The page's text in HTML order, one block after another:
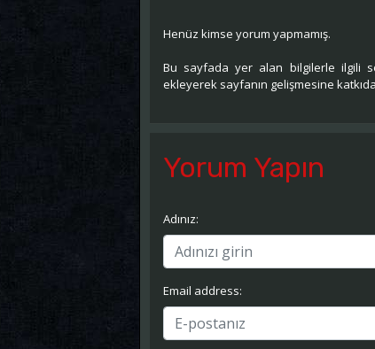
Henüz kimse yorum yapmamış.
Bu sayfada yer alan bilgilerle ilgili
ekleyerek sayfanın gelişmesine
Yorum Yapın
Adınız:
Email address: